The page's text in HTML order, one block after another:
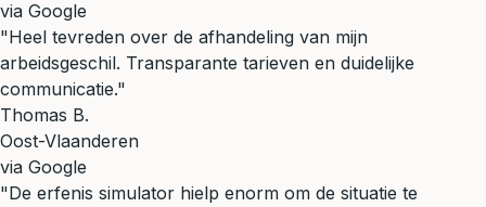
via Google
"Heel tevreden over de afhandeling van mijn
arbeidsgeschil. Transparante tarieven en duidelijke
communicatie."
Thomas B.
Oost-Vlaanderen
via Google
"De erfenis simulator hielp enorm om de situatie te